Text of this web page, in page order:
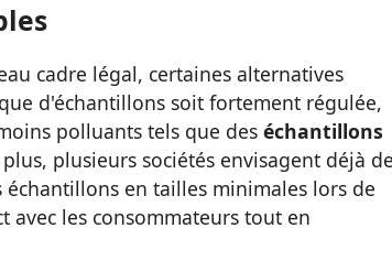
cadre légal, certaines alternatives
d'échantillons soit fortement régulée,
polluants tels que des échantillons
plusieurs sociétés envisagent déjà
en tailles minimales lors de
les consommateurs tout en